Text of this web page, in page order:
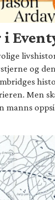
i
og
Men
manns